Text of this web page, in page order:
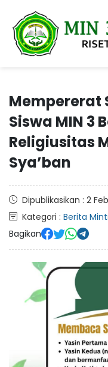
Mempererat
Siswa MIN 3
Religiusitas
Sya’ban
Dipublikasikan : 2
Kategori : Berita
Bagikan